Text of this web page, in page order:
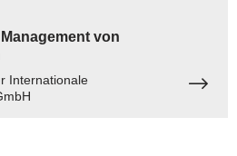
von
Internationale